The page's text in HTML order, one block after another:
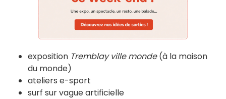
exposition Tremblay ville monde(à la maison
du monde)
ateliers e-sport
surf sur vague artificielle